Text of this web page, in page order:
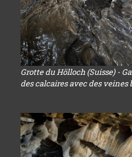
Grotte du Hölloch (Suisse) -
des calcaires avec des veines